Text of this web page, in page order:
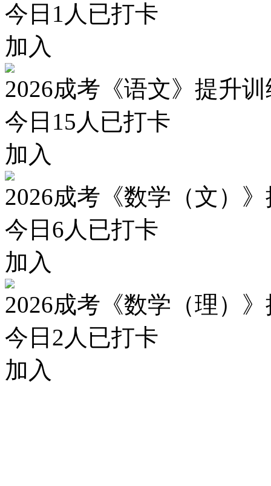
今日 1 人已打卡
加入
2026成考《语文》提升
今日 15 人已打卡
加入
2026成考《数学（文）
今日 6人已打卡
加入
2026成考《数学（理）
今日 2 人已打卡
加入